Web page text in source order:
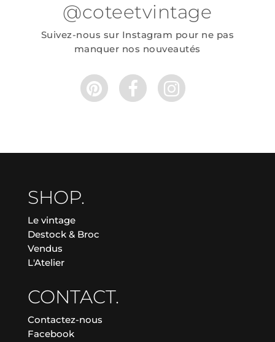
@coteetvintage
Suivez-nous sur Instagram pour ne pas
manquer nos nouveautés
SHOP.
Le vintage
Destock & Broc
Vendus
L'Atelier
CONTACT.
Contactez-nous
Facebook